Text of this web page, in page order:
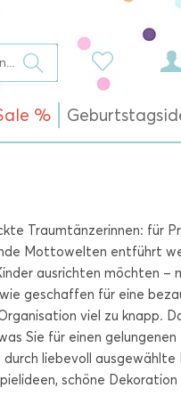
%
Traumtänzerinnen: für
Mottowelten entführt
ausrichten möchten –
geschaffen für eine
viel zu knapp.
Sie für einen gelungenen
liebevoll ausgewählte
schöne Dekoration